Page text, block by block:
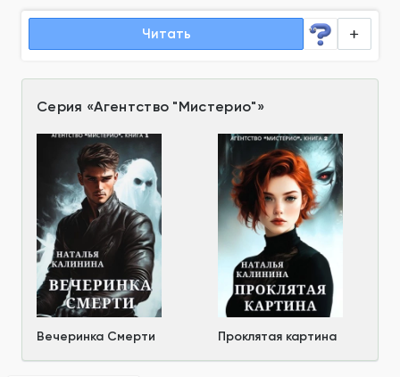
Читать
Серия «Агентство "Мистерио"»
Вечеринка Смерти Проклятая картина